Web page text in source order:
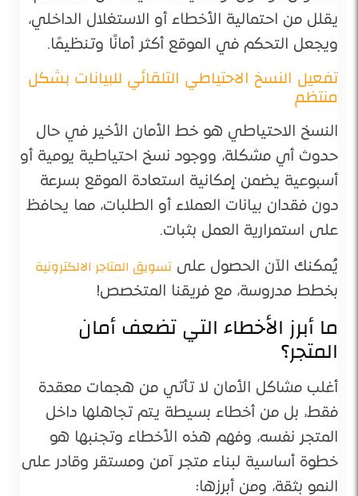
يقلل من احتمالية الأخطاء أو الاستغلال الداخلي،
ويجعل التحكم في الموقع أكثر أمانًا وتنظيمًا.
تفعيل النسخ الاحتياطي التلقائي للبيانات بشكل
منتظم
النسخ الاحتياطي هو خط الأمان الأخير في حال
حدوث أي مشكلة، ووجود نسخ احتياطية يومية أو
أسبوعية يضمن إمكانية استعادة الموقع بسرعة
دون فقدان بيانات العملاء أو الطلبات، مما يحافظ
على استمرارية العمل بثبات.
يُمكنك الآن الحصول على تسويق المتاجر الالكترونية
بخطط مدروسة، مع فريقنا المتخصص!
ما أبرز الأخطاء التي تضعف أمان
المتجر؟
أغلب مشاكل الأمان لا تأتي من هجمات معقدة
فقط، بل من أخطاء بسيطة يتم تجاهلها داخل
المتجر نفسه، وفهم هذه الأخطاء وتجنبها هو
خطوة أساسية لبناء متجر آمن ومستقر وقادر على
النمو بثقة، ومن أبرزها: